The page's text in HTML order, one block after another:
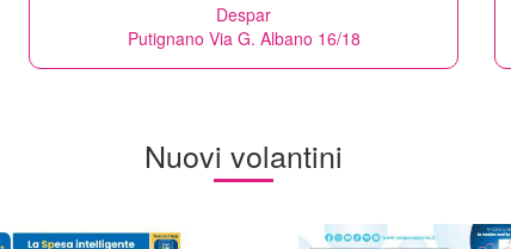
Despar
Putignano Via G. Albano 16/18
Nuovi volantini